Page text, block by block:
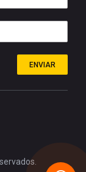
ENVIAR